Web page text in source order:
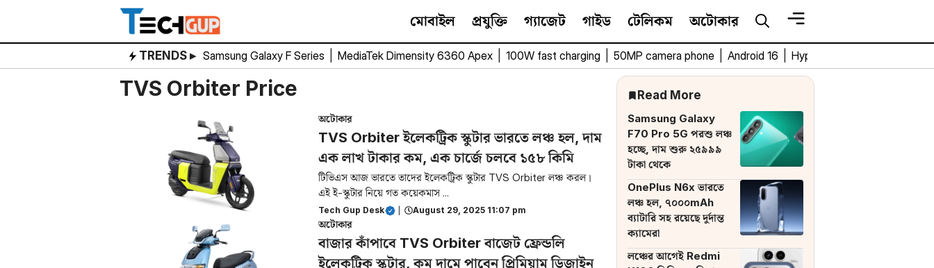
content
মোবাইল প্রযুক্তি গ্যাজেট গাইড টেলিকম অটোকার
TRENDS ▸ Samsung Galaxy F Series MediaTek Dimensity 6360 Apex 100W fast charging 50MP camera phone Android 16 HyperOS 3
TVS Orbiter Price
অটোকার
TVS Orbiter ইলেকট্রিক স্কুটার ভারতে লঞ্চ হল, দাম
এক লাখ টাকার কম, এক চার্জে চলবে ১৫৮ কিমি
টিভিএস আজ ভারতে তাদের ইলেকট্রিক স্কুটার TVS Orbiter লঞ্চ করল।
এই ই-স্কুটার নিয়ে গত কয়েকমাস ...
Tech Gup Desk August 29, 2025 11:07 pm
অটোকার
বাজার কাঁপাবে TVS Orbiter বাজেট ফ্রেন্ডলি
ইলেকট্রিক স্কুটার, কম দামে পাবেন প্রিমিয়াম ডিজাইন
Read More
Samsung Galaxy
F70 Pro 5G পরশু লঞ্চ
হচ্ছে, দাম শুরু ২৫৯৯৯
টাকা থেকে
OnePlus N6x ভারতে
লঞ্চ হল, ৭০০০mAh
ব্যাটারি সহ রয়েছে দুর্দান্ত
ক্যামেরা
লঞ্চের আগেই Redmi